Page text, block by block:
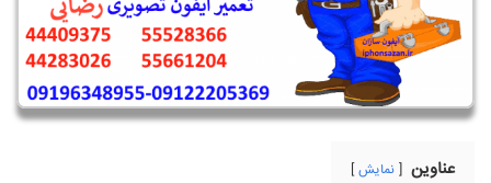
عناوین نمایش